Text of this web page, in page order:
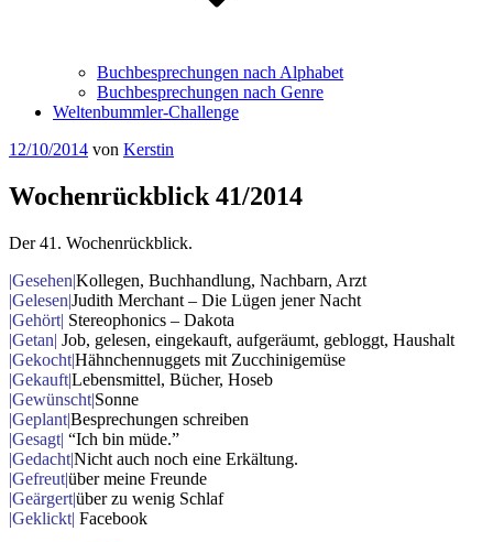
Buchbesprechungen nach Alphabet
Buchbesprechungen nach Genre
Weltenbummler-Challenge
Veröffentlicht
12/10/2014 von Kerstin
Wochenrückblick 41/2014
Der 41. Wochenrückblick.
|Gesehen|Kollegen, Buchhandlung, Nachbarn, Arzt
|Gelesen|Judith Merchant – Die Lügen jener Nacht
|Gehört| Stereophonics – Dakota
|Getan| Job, gelesen, eingekauft, aufgeräumt, gebloggt, Haushalt
|Gekocht|Hähnchennuggets mit Zucchinigemüse
|Gekauft|Lebensmittel, Bücher, Hoseb
|Gewünscht|Sonne
|Geplant|Besprechungen schreiben
|Gesagt| “Ich bin müde.”
|Gedacht|Nicht auch noch eine Erkältung.
|Gefreut|über meine Freunde
|Geärgert|über zu wenig Schlaf
|Geklickt| Facebook